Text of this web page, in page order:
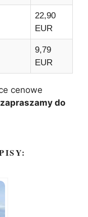
22,90
EUR
9,79
EUR
cenowe
zapraszamy do